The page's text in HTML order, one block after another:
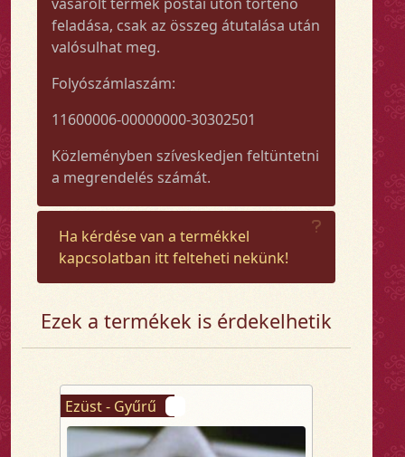
feladása, csak az összeg átutalása után
valósulhat meg.
Folyószámlaszám:
11600006-00000000-30302501
Közleményben szíveskedjen feltüntetni
a megrendelés számát.
Ha kérdése van a termékkel
kapcsolatban itt felteheti nekünk!
Ezek a termékek is érdekelhetik
Ezüst - Gyűrű